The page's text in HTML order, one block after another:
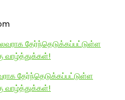
தேர்ந்தெடுக்கப்பட்டுள்ள
வாழ்த்துக்கள்!